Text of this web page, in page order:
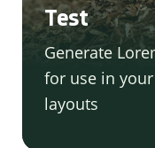
Test
Generate
for use in
layouts